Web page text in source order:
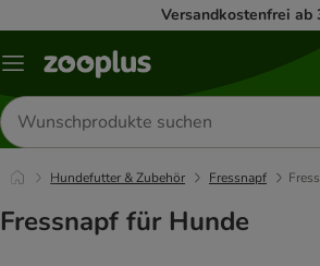
Versandkostenfrei ab
Menü
Produkte
suchen
Hundefutter & Zubehör Fressnapf
Fressnapf für Hunde